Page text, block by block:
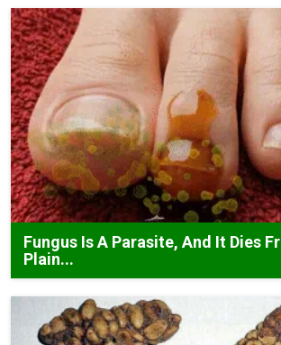
Fungus Is A Parasite, And It Dies
Plain...